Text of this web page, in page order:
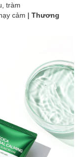
tràm
cảm | Thương